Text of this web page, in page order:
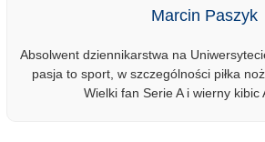
Marcin Paszyk
Absolwent dziennikarstwa na
pasja to sport, w szczególności piłka
Wielki fan Serie A i wierny kibic